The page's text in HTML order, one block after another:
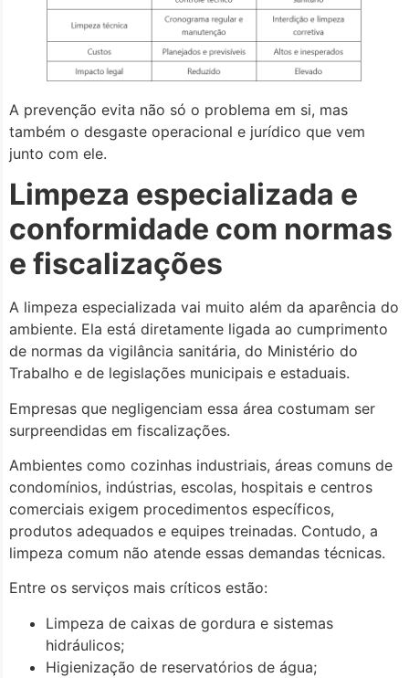
A prevenção evita não só o problema em si, mas
também o desgaste operacional e jurídico que vem
junto com ele.
Limpeza especializada e
conformidade com normas
e fiscalizações
A limpeza especializada vai muito além da aparência do
ambiente. Ela está diretamente ligada ao cumprimento
de normas da vigilância sanitária, do Ministério do
Trabalho e de legislações municipais e estaduais.
Empresas que negligenciam essa área costumam ser
surpreendidas em fiscalizações.
Ambientes como cozinhas industriais, áreas comuns de
condomínios, indústrias, escolas, hospitais e centros
comerciais exigem procedimentos específicos,
produtos adequados e equipes treinadas. Contudo, a
limpeza comum não atende essas demandas técnicas.
Entre os serviços mais críticos estão:
Limpeza de caixas de gordura e sistemas
hidráulicos;
Higienização de reservatórios de água;